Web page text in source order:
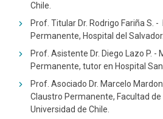
Chile.
Prof. Titular Dr. Rodrigo Fariña S.
Permanente, Hospital del Salvador.
Prof. Asistente Dr. Diego Lazo P. -
Permanente, tutor en Hospital
Prof. Asociado Dr. Marcelo
Claustro Permanente, Facultad
Universidad de Chile.